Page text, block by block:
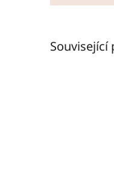
Související